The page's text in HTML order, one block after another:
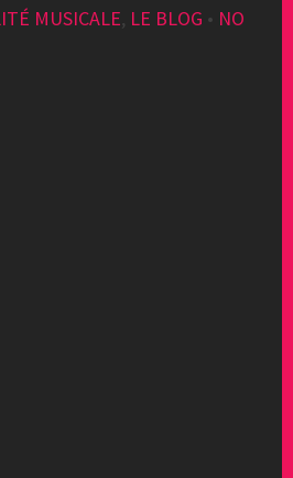
MUSICALE, LE BLOG • NO